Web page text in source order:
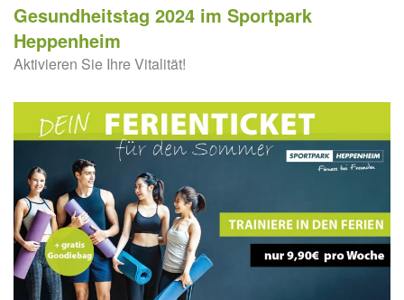
Gesundheitstag 2024 im Sportpark
Heppenheim
Aktivieren Sie Ihre Vitalität!